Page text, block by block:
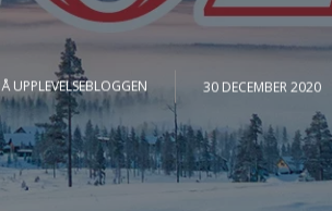
UPPLEVELSEBLOGGEN 30 DECEMBER 2020